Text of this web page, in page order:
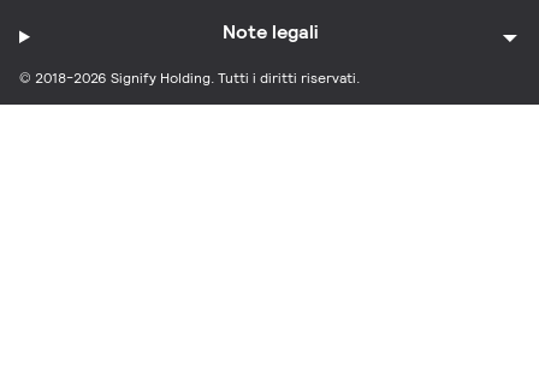
© 2018-2026 Signify Holding. Tutti i diritti riservati.
Note legali